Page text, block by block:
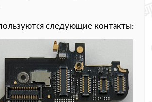
следующие контакты: